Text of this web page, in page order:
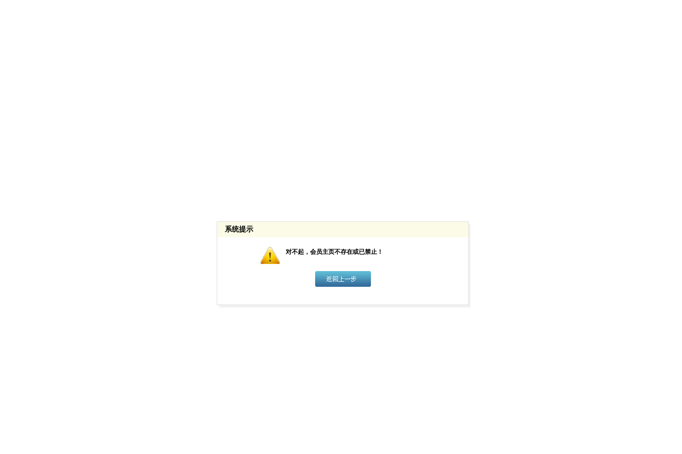
系统提示
对不起，会员主页不存在或已禁止！